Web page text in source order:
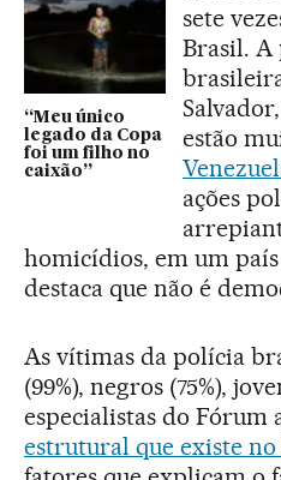
“Meu único
legado da Copa
foi um filho no
caixão”
sete
Brasil. A
estão
ações
homicídios, em um
destaca que não é
As vítimas da polícia
(99%), negros (75%),
especialistas do Fórum
estrutural que existe no